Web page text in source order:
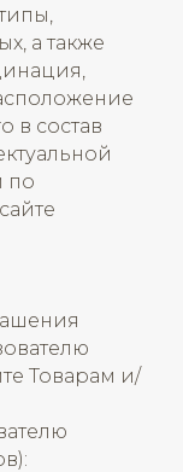
а также
в состав
по
Товарам и/